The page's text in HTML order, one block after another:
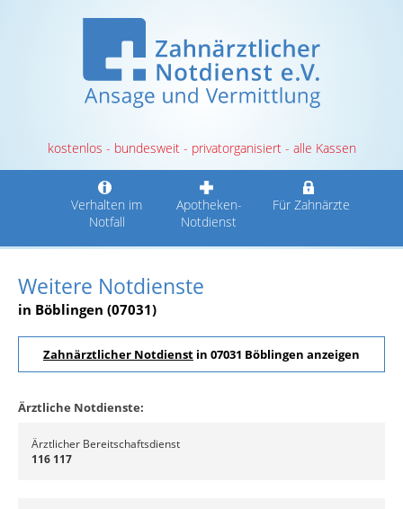
kostenlos - bundesweit - privatorganisiert - alle Kassen
Verhalten im
Notfall
Apotheken-
Notdienst
Für Zahnärzte
Weitere Notdienste
in Böblingen (07031)
Zahnärztlicher Notdienst in 07031 Böblingen anzeigen
Ärztliche Notdienste:
Ärztlicher Bereitschaftsdienst
116 117